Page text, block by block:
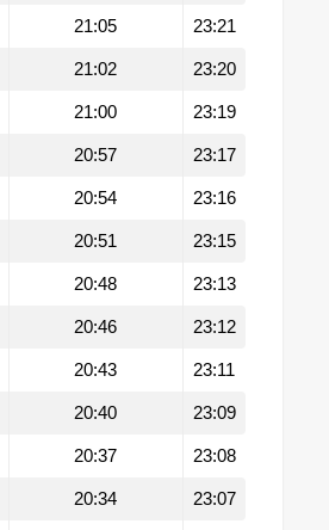
21:05 23:21
21:02 23:20
21:00 23:19
20:57 23:17
20:54 23:16
20:51 23:15
20:48 23:13
20:46 23:12
20:43 23:11
20:40 23:09
20:37 23:08
20:34 23:07